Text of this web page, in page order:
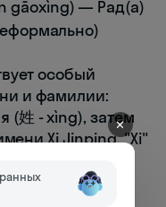
gāoxìng) — Рад(а)
особый
и фамилии:
(姓 - xìng), затем
Xi Jinping, "Xi"
✕